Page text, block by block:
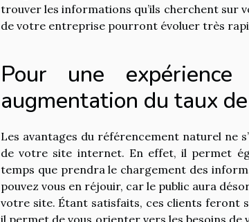
trouver les informations qu’ils cherchent sur
de votre entreprise pourront évoluer très
Pour une
augmentation du taux
Les avantages du référencement naturel ne
de votre site internet. En effet, il permet
temps que prendra le chargement des
pouvez vous en réjouir, car le public aura
votre site. Étant satisfaits, ces clients feront
il permet de vous orienter vers les besoins de